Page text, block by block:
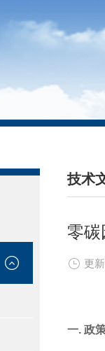
技术
/
零
更
一. 政